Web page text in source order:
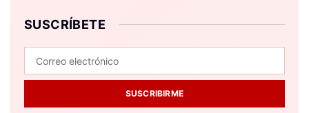
SUSCRÍBETE
SUSCRIBIRME